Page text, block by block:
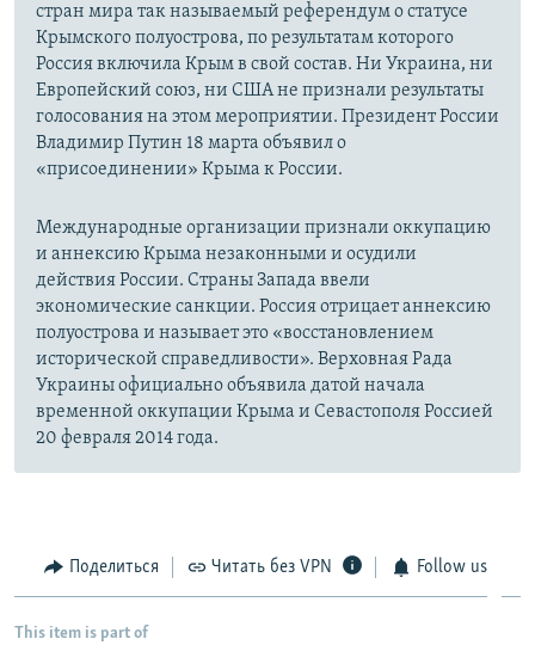
стран мира так называемый референдум о статусе
Крымского полуострова, по результатам которого
Россия включила Крым в свой состав. Ни Украина, ни
Европейский союз, ни США не признали результаты
голосования на этом мероприятии. Президент России
Владимир Путин 18 марта объявил о
«присоединении» Крыма к России.
Международные организации признали оккупацию
и аннексию Крыма незаконными и осудили
действия России. Страны Запада ввели
экономические санкции. Россия отрицает аннексию
полуострова и называет это «восстановлением
исторической справедливости». Верховная Рада
Украины официально объявила датой начала
временной оккупации Крыма и Севастополя Россией
20 февраля 2014 года.
Поделиться Читать без VPN Follow us
This item is part of